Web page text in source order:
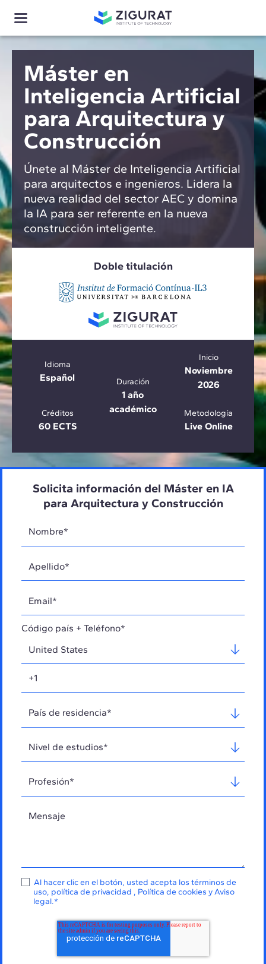
Máster en
Inteligencia Artificial
para Arquitectura y
Construcción
Únete al Máster de Inteligencia Artificial
para arquitectos e ingenieros. Lidera la
nueva realidad del sector AEC y domina
la IA para ser referente en la nueva
construcción inteligente.
Doble titulación
Idioma
Español Duración
1 año
académico
Inicio
Noviembre
2026
Créditos
60 ECTS
Metodología
Live Online
Solicita información del Máster en IA
para Arquitectura y Construcción
Código país + Teléfono*
Al hacer clic en el botón, usted acepta los términos de
uso, política de privacidad , Política de cookies yAviso
legal.*